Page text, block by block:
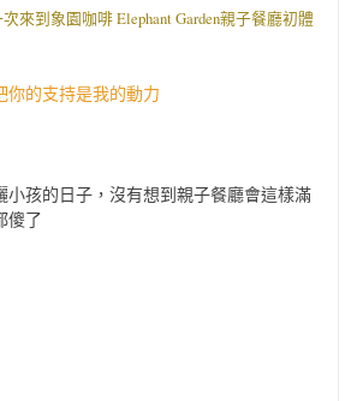
來到象園咖啡 Elephant Garden親子餐廳初體
你的支持是我的動力
小孩的日子，沒有想到親子餐廳會這樣滿
傻了